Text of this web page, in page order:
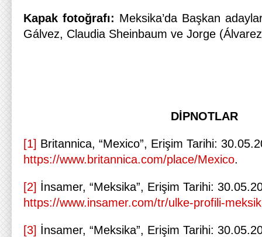
Kapak fotoğrafı: Meksika’da Başkan
Gálvez, Claudia Sheinbaum ve Jorge
DİPNOTLAR
[1] Britannica, “Mexico”, Erişim Tarihi:
https://www.britannica.com/place/Mexico.
[2] İnsamer, “Meksika”, Erişim Tarihi:
https://www.insamer.com/tr/ulke-profili-
[3] İnsamer, “Meksika”, Erişim Tarihi: